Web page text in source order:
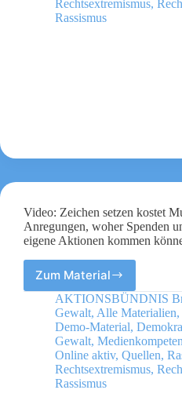
Netz?
Leitfaden
Rechtsextremismus,
Rassismus
Video: Zeichen setzen kostet
Anregungen, woher Spenden
eigene Aktionen kommen
Zum Material
Video:
Zeichen
setzen
kostet
Mut
–
aber
auch
AKTIONSBÜNDNIS
Gewalt, Alle Materialien,
Demo-Material,
Gewalt,
Online aktiv, Quellen,
Rechtsextremismus,
Rassismus